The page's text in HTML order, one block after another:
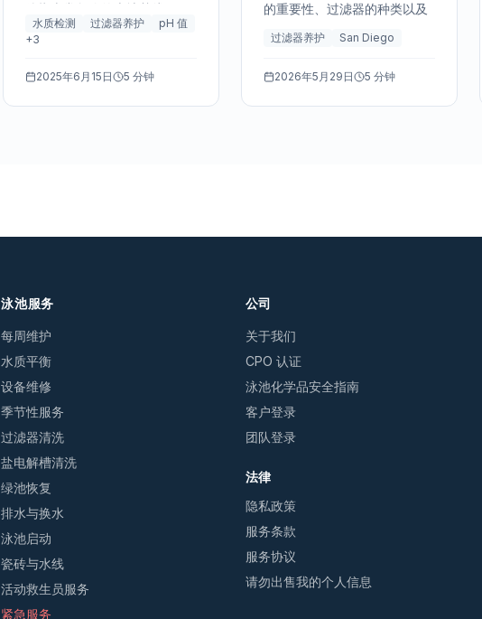
他指南常忽略的本地基线（钙
硬度、夏季氯需求量、风
季），以及在哪些节点请专业
水质检测 过滤器养护
pH 值
+3
2025年6月15日 5 分钟
的重要性、过滤器的种类以及
误。
过滤器养护 San Diego
2026年5月29日 5 分钟
泳池服务
每周维护
水质平衡
设备维修
季节性服务
过滤器清洗
盐电解槽清洗
绿池恢复
排水与换水
泳池启动
瓷砖与水线
活动救生员服务
紧急服务
公司
关于我们
CPO 认证
泳池化学品安全指南
客户登录
团队登录
法律
隐私政策
服务条款
服务协议
请勿出售我的个人信息